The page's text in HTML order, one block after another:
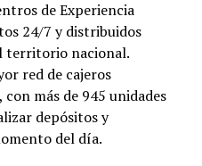
de Experiencia
24/7 y distribuidos
territorio nacional.
red de cajeros
más de 945 unidades
depósitos y
del día.